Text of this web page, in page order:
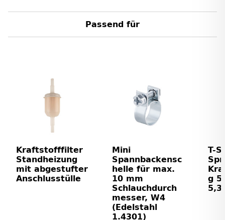
Passend für
Kraftstofffilter
Standheizung
mit abgestufter
Anschlusstülle
Mini
Spannbackensc
helle für max.
10 mm
Schlauchdurch
messer, W4
(Edelstahl
1.4301)
T-
g
5,3